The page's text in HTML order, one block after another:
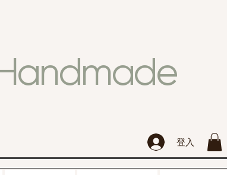
登入